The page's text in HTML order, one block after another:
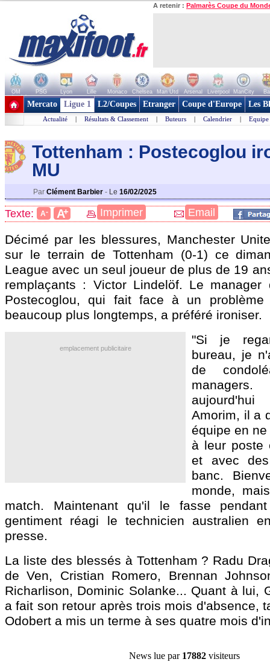
A retenir : Palmarès Coupe du
OM PSG Lyon Lille Monaco Chelsea Man Utd Arsenal Liverpool ManCity
+ de clubs
Mercato Ligue 1 L2/Coupes Etranger Coupe d'Europe Les
Actualité | Résultats & Classement | Buteurs | Calendrier | Equipe
Tottenham : Postecoglou
MU
Par Clément Barbier - Le 16/02/2025
Texte: A- A+ Imprimer Email
Décimé par les blessures, Manchester
sur le terrain de Tottenham (0-1) ce
League avec un seul joueur de plus de 19
remplaçants : Victor Lindelöf. Le manager
Postecoglou, qui fait face à un problème
beaucoup plus longtemps, a préféré ironiser.
emplacement publicitaire
"Si je
bureau, je
de
Amorim, il a
équipe en
à leur poste
et avec
banc.
monde,
match. Maintenant qu'il le fasse
gentiment réagi le technicien australien
presse.
La liste des blessés à Tottenham ? Radu
de Ven, Cristian Romero, Brennan
Richarlison, Dominic Solanke... Quant à lui,
a fait son retour après trois mois d'absence,
Odobert a mis un terme à ses quatre mois
News lue par 17882 visiteurs